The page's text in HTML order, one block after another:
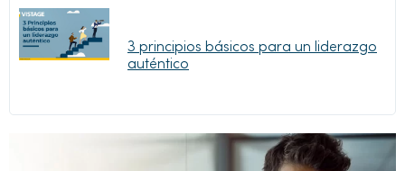
3 principios básicos para un liderazgo
auténtico